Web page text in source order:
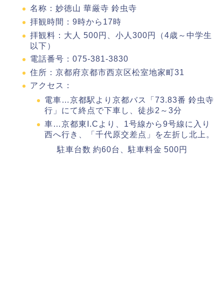
名称：妙徳山 華厳寺 鈴虫寺
拝観時間：9時から17時
拝観料：大人 500円、小人300円（4歳～中学生
以下）
電話番号：075-381-3830
住所：京都府京都市西京区松室地家町31
アクセス：
電車…京都駅より京都バス「73.83番 鈴虫寺
行」にて終点で下車し、徒歩2～3分
車…京都東I.Cより、1号線から9号線に入り
西へ行き、「千代原交差点」を左折し北上。
駐車台数 約60台、駐車料金 500円